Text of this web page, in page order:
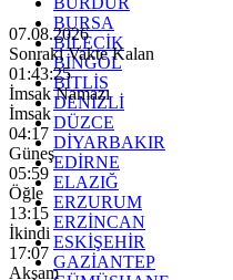
BURSA
BİLECİK
BİNGÖL
BİTLİS
DENİZLİ
DÜZCE
DİYARBAKIR
EDİRNE
ELAZIĞ
ERZURUM
ERZİNCAN
ESKİŞEHİR
GAZİANTEP
07.08.2026
Sonraki Vakte Kalan
01:43:24
İmsak Namazı
İmsak
04:17
Güneş
05:59
Öğle
13:15
İkindi
17:07
Akşam